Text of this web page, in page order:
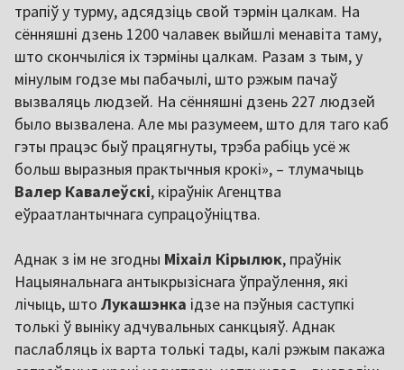
трапіў у турму, адсядзіць свой тэрмін цалкам. На
сённяшні дзень 1200 чалавек выйшлі менавіта таму,
што скончыліся іх тэрміны цалкам. Разам з тым, у
мінулым годзе мы пабачылі, што рэжым пачаў
вызваляць людзей. На сённяшні дзень 227 людзей
было вызвалена. Але мы разумеем, што для таго каб
гэты працэс быў працягнуты, трэба рабіць усё ж
больш выразныя практычныя крокі», – тлумачыць
Валер Кавалеўскі, кіраўнік Агенцтва
еўраатлантычнага супрацоўніцтва.
Аднак з ім не згодны Міхаіл Кірылюк, праўнік
Нацыянальнага антыкрызіснага ўпраўлення, які
лічыць, што Лукашэнка ідзе на пэўныя саступкі
толькі ў выніку адчувальных санкцыяў. Аднак
паслабляць іх варта толькі тады, калі рэжым пакажа